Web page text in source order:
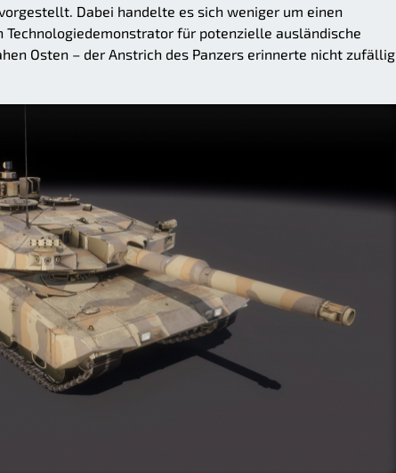
Dabei handelte es sich weniger um einen
Technologiedemonstrator für potenzielle ausländische
Osten – der Anstrich des Panzers erinnerte nicht zufällig